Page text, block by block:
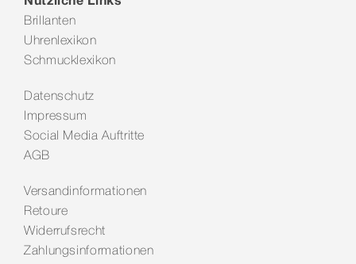
Brillanten
Uhrenlexikon
Schmucklexikon
Datenschutz
Impressum
Social Media Auftritte
AGB
Versandinformationen
Retoure
Widerrufsrecht
Zahlungsinformationen